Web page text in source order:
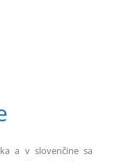
a v slovenčine sa